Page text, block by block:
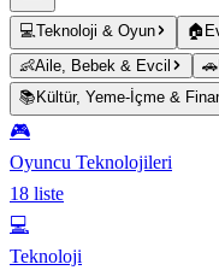
💻Teknoloji & Oyun 🏠
👶Aile, Bebek & Evcil 🚗
📚 Kültür, Yeme-İçme &
🎮
Oyuncu Teknolojileri
18 liste
💻
Teknoloji